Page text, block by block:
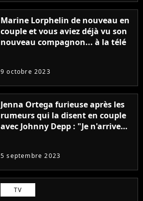
Marine Lorphelin de nouveau en
couple et vous aviez déjà vu son
nouveau compagnon... à la télé
9 octobre 2023
Jenna Ortega furieuse après les
rumeurs qui la disent en couple
avec Johnny Depp : "Je n'arrive
5 septembre 2023
TV